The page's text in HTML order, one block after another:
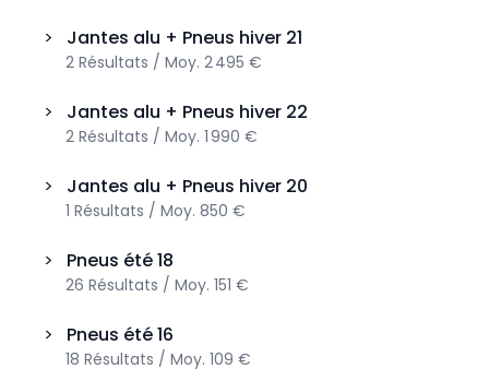
> Jantes alu + Pneus hiver 21
2 Résultats / Moy. 2 495 €
> Jantes alu + Pneus hiver 22
2 Résultats / Moy. 1 990 €
> Jantes alu + Pneus hiver 20
1 Résultats / Moy. 850 €
> Pneus été18
26 Résultats / Moy. 151 €
> Pneus été16
18 Résultats / Moy. 109 €